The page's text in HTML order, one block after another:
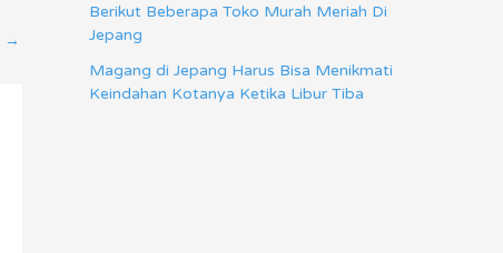
→
Berikut Beberapa Toko Murah Meriah Di
Jepang
Magang di Jepang Harus Bisa Menikmati
Keindahan Kotanya Ketika Libur Tiba